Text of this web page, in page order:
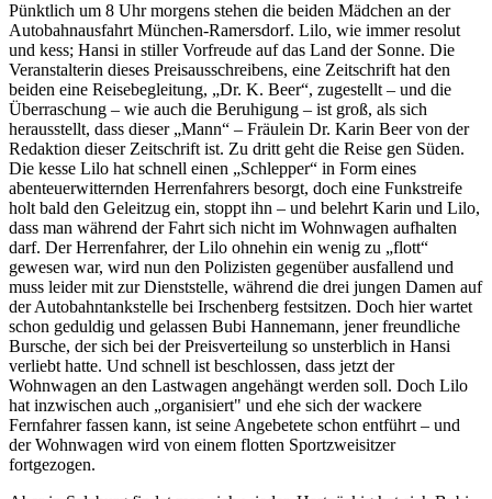
Pünktlich um 8 Uhr morgens stehen die beiden Mädchen an der
Autobahnausfahrt München-Ramersdorf. Lilo, wie immer resolut
und kess; Hansi in stiller Vorfreude auf das Land der Sonne. Die
Veranstalterin dieses Preisausschreibens, eine Zeitschrift hat den
beiden eine Reisebegleitung, „Dr. K. Beer“, zugestellt – und die
Überraschung – wie auch die Beruhigung – ist groß, als sich
herausstellt, dass dieser „Mann“ – Fräulein Dr. Karin Beer von der
Redaktion dieser Zeitschrift ist. Zu dritt geht die Reise gen Süden.
Die kesse Lilo hat schnell einen „Schlepper“ in Form eines
abenteuerwitternden Herrenfahrers besorgt, doch eine Funkstreife
holt bald den Geleitzug ein, stoppt ihn – und belehrt Karin und Lilo,
dass man während der Fahrt sich nicht im Wohnwagen aufhalten
darf. Der Herrenfahrer, der Lilo ohnehin ein wenig zu „flott“
gewesen war, wird nun den Polizisten gegenüber ausfallend und
muss leider mit zur Dienststelle, während die drei jungen Damen auf
der Autobahntankstelle bei Irschenberg festsitzen. Doch hier wartet
schon geduldig und gelassen Bubi Hannemann, jener freundliche
Bursche, der sich bei der Preisverteilung so unsterblich in Hansi
verliebt hatte. Und schnell ist beschlossen, dass jetzt der
Wohnwagen an den Lastwagen angehängt werden soll. Doch Lilo
hat inzwischen auch „organisiert" und ehe sich der wackere
Fernfahrer fassen kann, ist seine Angebetete schon entführt – und
der Wohnwagen wird von einem flotten Sportzweisitzer
fortgezogen.